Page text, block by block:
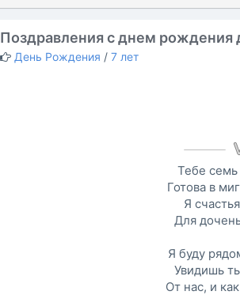
Поздравления с днем рождения
День Рождения / 7 лет
Тебе семь
Готова в
Я
Для
Я буду
Увидишь
От нас, и